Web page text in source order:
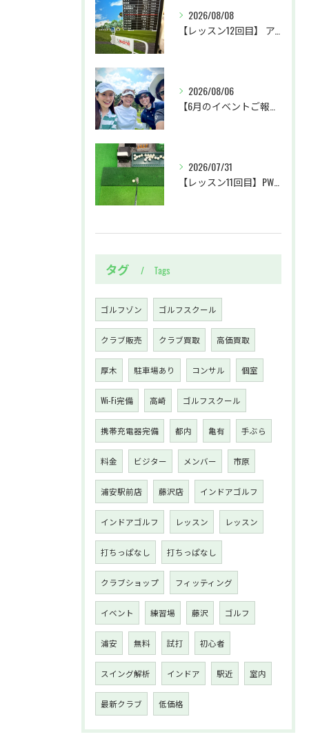
2026/08/08
2026/08/06
2026/07/31
タグ Tags
ゴルフゾン ゴルフスクール
クラブ販売 クラブ買取 高価買取
厚木 駐車場あり コンサル 個室
Wi-Fi完備 高崎 ゴルフスクール
携帯充電器完備 都内 亀有 手ぶら
料金 ビジター メンバー 市原
浦安駅前店 藤沢店 インドアゴルフ
インドアゴルフ レッスン レッスン
打ちっぱなし 打ちっぱなし
クラブショップ フィッティング
イベント 練習場 藤沢 ゴルフ
浦安 無料 試打 初心者
スイング解析 インドア 駅近 室内
最新クラブ 低価格